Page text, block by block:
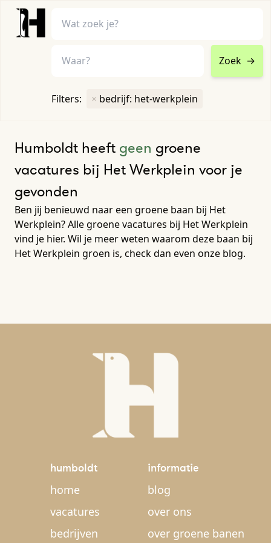
Zoek →
Filters: × bedrijf: het-werkplein
Humboldt heeft geen groene
vacatures bij Het Werkplein voor je
gevonden
Ben jij benieuwd naar een groene baan bij Het
Werkplein? Alle groene vacatures bij Het Werkplein
vind je hier. Wil je meer weten waarom deze baan bij
Het Werkplein groen is, check dan even onze blog.
humboldt
home
vacatures
bedrijven
informatie
blog
over ons
over groene banen